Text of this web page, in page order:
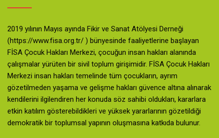
2019 yılının Mayıs ayında Fikir ve Sanat Atölyesi Derneği
(https://www.fisa.org.tr/ ) bünyesinde faaliyetlerine başlayan
FİSA Çocuk Hakları Merkezi, çocuğun insan hakları alanında
çalışmalar yürüten bir sivil toplum girişimidir. FİSA Çocuk Hakları
Merkezi insan hakları temelinde tüm çocukların, ayrım
gözetilmeden yaşama ve gelişme hakları güvence altına alınarak
kendilerini ilgilendiren her konuda söz sahibi oldukları, kararlara
etkin katılım gösterebildikleri ve yüksek yararlarının gözetildiği
demokratik bir toplumsal yapının oluşmasına katkıda bulunur.